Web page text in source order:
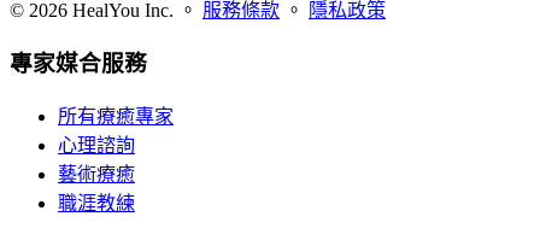
© 2026 HealYou Inc. 。 服務條款 。 隱私政策
專家媒合服務
所有療癒專家
心理諮詢
藝術療癒
職涯教練